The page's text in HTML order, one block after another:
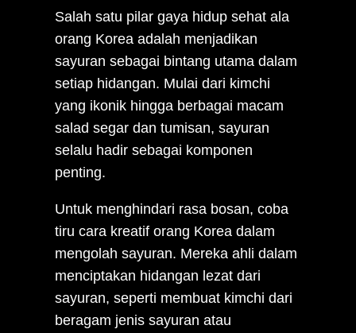
Salah satu pilar gaya hidup sehat ala
orang Korea adalah menjadikan
sayuran sebagai bintang utama dalam
setiap hidangan. Mulai dari kimchi
yang ikonik hingga berbagai macam
salad segar dan tumisan, sayuran
selalu hadir sebagai komponen
penting.
Untuk menghindari rasa bosan, coba
tiru cara kreatif orang Korea dalam
mengolah sayuran. Mereka ahli dalam
menciptakan hidangan lezat dari
sayuran, seperti membuat kimchi dari
beragam jenis sayuran atau